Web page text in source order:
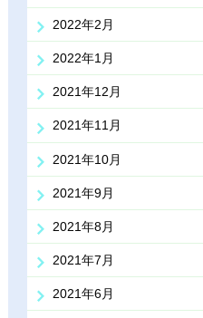
2022年2月
2022年1月
2021年12月
2021年11月
2021年10月
2021年9月
2021年8月
2021年7月
2021年6月